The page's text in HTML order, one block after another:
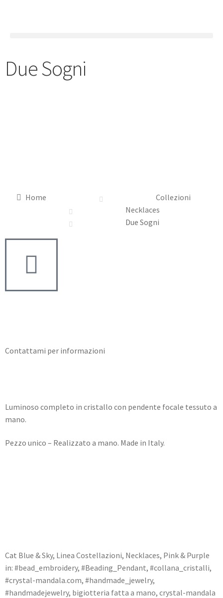
Due Sogni
Home
Collezioni
Necklaces
Due Sogni
Contattami per informazioni
Luminoso completo in cristallo con pendente focale tessuto a
mano.
Pezzo unico – Realizzato a mano. Made in Italy.
Cat Blue & Sky, Linea Costellazioni, Necklaces, Pink & Purple
in: #bead_embroidery, #Beading_Pendant, #collana_cristalli,
#crystal-mandala.com, #handmade_jewelry,
#handmadejewelry, bigiotteria fatta a mano, crystal-mandala